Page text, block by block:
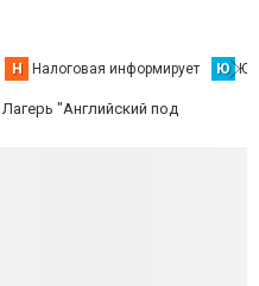
Н Налоговая информирует Ю
"Английский под